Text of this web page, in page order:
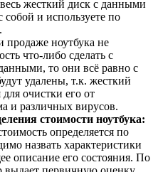
жесткий диск с данными
собой и используете по
ноутбука не
что-либо сделать с
то они всё равно с
удалены, т.к. жесткий
очистки его от
и различных вирусов.
стоимости ноутбука:
определяется по
назвать характеристики
описание его состояния. По